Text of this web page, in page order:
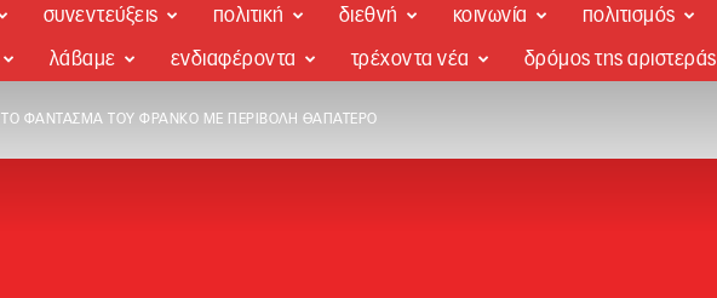
συνεντεύξεις πολιτική διεθνή κοινωνία πολιτισμός
λάβαμε ενδιαφέροντα τρέχοντα νέα δρόμος της αριστεράς
ΤΟ ΦΆΝΤΑΣΜΑ ΤΟΥ ΦΡΆΝΚΟ ΜΕ ΠΕΡΙΒΟΛΉ ΘΑΠΑΤΈΡΟ